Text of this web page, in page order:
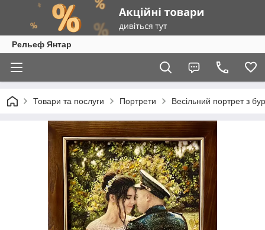
Рельеф Янтар
Товари та послуги Портрети Весільний портрет з